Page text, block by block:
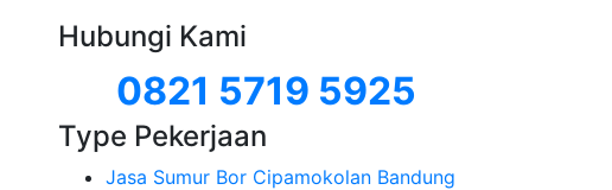
Hubungi Kami
0821 5719 5925
Type Pekerjaan
Jasa Sumur Bor Cipamokolan Bandung